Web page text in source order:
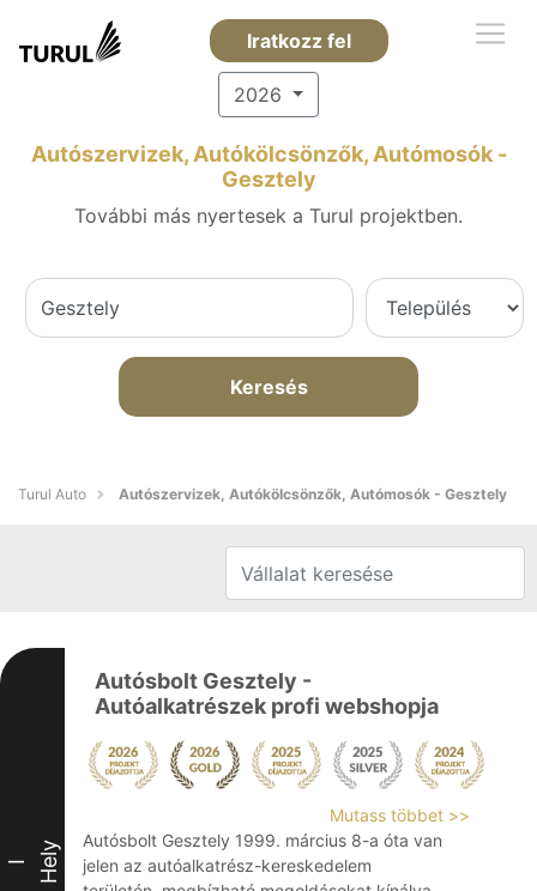
Iratkozz fel
2026
Autószervizek, Autókölcsönzők, Autómosók -
Gesztely
További más nyertesek a Turul projektben.
Keresés
Turul Auto Autószervizek, Autókölcsönzők, Autómosók - Gesztely
I Hely
Autósbolt Gesztely -
Autóalkatrészek profi webshopja
Mutass többet >>
Autósbolt Gesztely 1999. március 8-a óta van
jelen az autóalkatrész-kereskedelem